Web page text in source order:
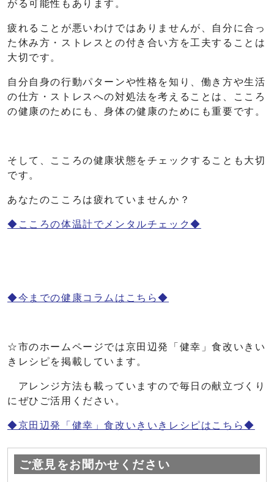
がる可能性もあります。
疲れることが悪いわけではありませんが、自分に合っ
た休み方・ストレスとの付き合い方を工夫することは
大切です。
自分自身の行動パターンや性格を知り、働き方や生活
の仕方・ストレスへの対処法を考えることは、こころ
の健康のためにも、身体の健康のためにも重要です。
そして、こころの健康状態をチェックすることも大切
です。
あなたのこころは疲れていませんか？
◆こころの体温計でメンタルチェック◆
◆今までの健康コラムはこちら◆
☆市のホームページでは京田辺発「健幸」食改いきい
きレシピを掲載しています。
アレンジ方法も載っていますので毎日の献立づくり
にぜひご活用ください。
◆京田辺発「健幸」食改いきいきレシピはこちら◆
ご意見をお聞かせください